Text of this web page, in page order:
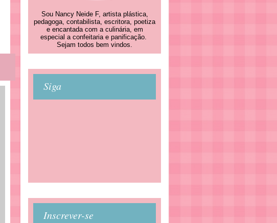
Sou Nancy Neide F, artista plástica,
pedagoga, contabilista, escritora, poetiza
e encantada com a culinária, em
especial a confeitaria e panificação.
Sejam todos bem vindos.
Siga
Inscrever-se